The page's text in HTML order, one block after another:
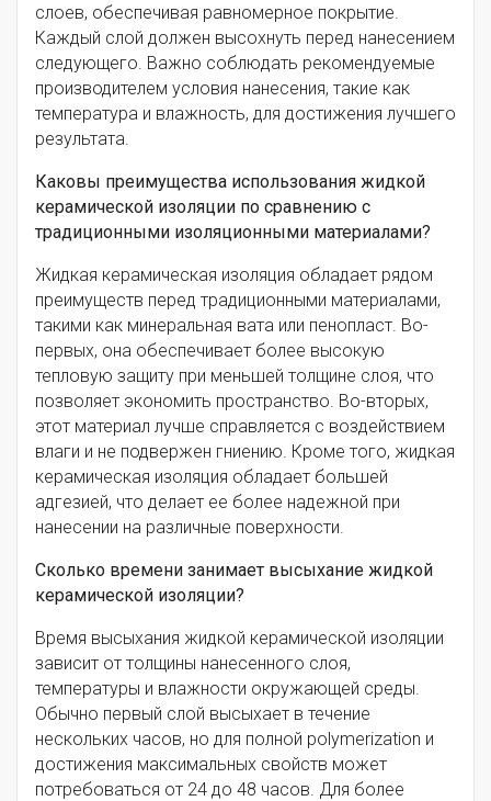
слоев, обеспечивая равномерное покрытие.
Каждый слой должен высохнуть перед нанесением
следующего. Важно соблюдать рекомендуемые
производителем условия нанесения, такие как
температура и влажность, для достижения лучшего
результата.
Каковы преимущества использования жидкой
керамической изоляции по сравнению с
традиционными изоляционными материалами?
Жидкая керамическая изоляция обладает рядом
преимуществ перед традиционными материалами,
такими как минеральная вата или пенопласт. Во-
первых, она обеспечивает более высокую
тепловую защиту при меньшей толщине слоя, что
позволяет экономить пространство. Во-вторых,
этот материал лучше справляется с воздействием
влаги и не подвержен гниению. Кроме того, жидкая
керамическая изоляция обладает большей
адгезией, что делает ее более надежной при
нанесении на различные поверхности.
Сколько времени занимает высыхание жидкой
керамической изоляции?
Время высыхания жидкой керамической изоляции
зависит от толщины нанесенного слоя,
температуры и влажности окружающей среды.
Обычно первый слой высыхает в течение
нескольких часов, но для полной polymerization и
достижения максимальных свойств может
потребоваться от 24 до 48 часов. Для более